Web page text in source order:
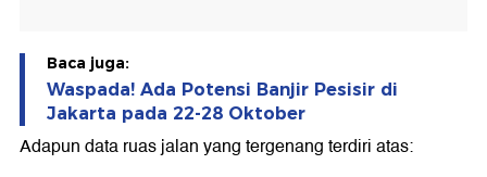
Baca juga:
Waspada! Ada Potensi Banjir Pesisir di
Jakarta pada 22-28 Oktober
Adapun data ruas jalan yang tergenang terdiri atas: